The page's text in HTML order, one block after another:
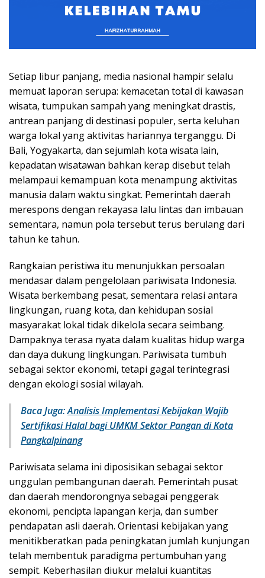
Setiap libur panjang, media nasional hampir selalu
memuat laporan serupa: kemacetan total di kawasan
wisata, tumpukan sampah yang meningkat drastis,
antrean panjang di destinasi populer, serta keluhan
warga lokal yang aktivitas hariannya terganggu. Di
Bali, Yogyakarta, dan sejumlah kota wisata lain,
kepadatan wisatawan bahkan kerap disebut telah
melampaui kemampuan kota menampung aktivitas
manusia dalam waktu singkat. Pemerintah daerah
merespons dengan rekayasa lalu lintas dan imbauan
sementara, namun pola tersebut terus berulang dari
tahun ke tahun.
Rangkaian peristiwa itu menunjukkan persoalan
mendasar dalam pengelolaan pariwisata Indonesia.
Wisata berkembang pesat, sementara relasi antara
lingkungan, ruang kota, dan kehidupan sosial
masyarakat lokal tidak dikelola secara seimbang.
Dampaknya terasa nyata dalam kualitas hidup warga
dan daya dukung lingkungan. Pariwisata tumbuh
sebagai sektor ekonomi, tetapi gagal terintegrasi
dengan ekologi sosial wilayah.
Baca Juga:Analisis Implementasi Kebijakan Wajib
Sertifikasi Halal bagi UMKM Sektor Pangan di Kota
Pangkalpinang
Pariwisata selama ini diposisikan sebagai sektor
unggulan pembangunan daerah. Pemerintah pusat
dan daerah mendorongnya sebagai penggerak
ekonomi, pencipta lapangan kerja, dan sumber
pendapatan asli daerah. Orientasi kebijakan yang
menitikberatkan pada peningkatan jumlah kunjungan
telah membentuk paradigma pertumbuhan yang
sempit. Keberhasilan diukur melalui kuantitas